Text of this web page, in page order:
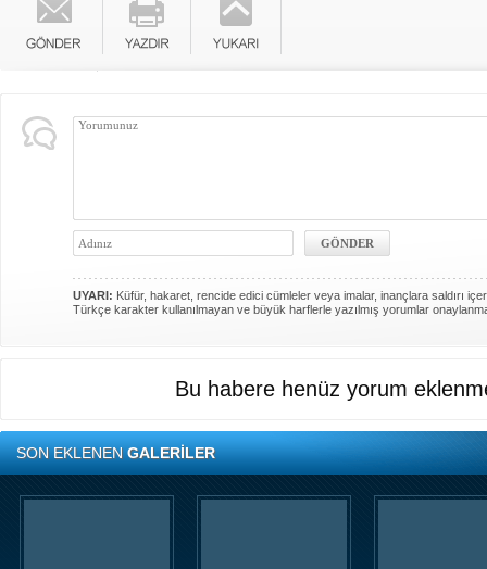
UYARI: Küfür, hakaret, rencide edici cümleler veya imalar, inançlara saldırı
Türkçe karakter kullanılmayan ve büyük harflerle yazılmış yorumlar
Bu habere henüz yorum
SON EKLENENGALERİLER